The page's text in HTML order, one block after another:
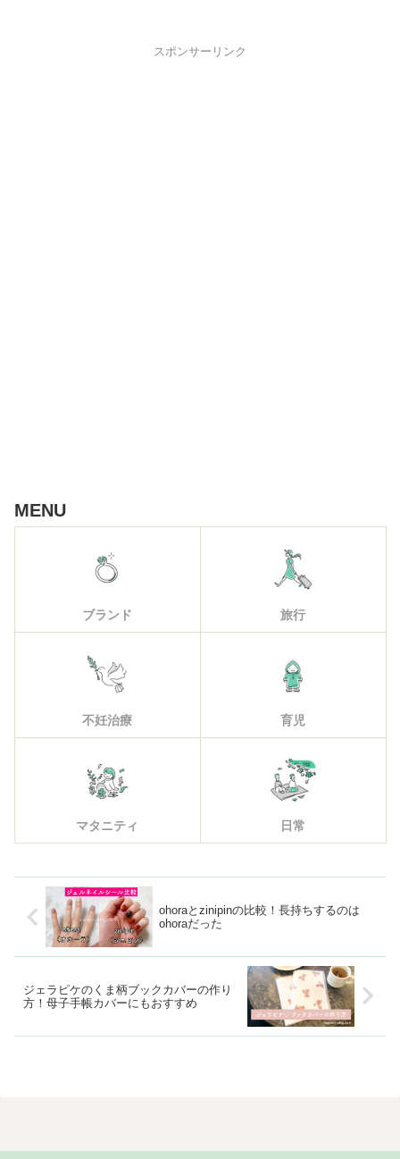
スポンサーリンク
MENU
ブランド 旅行
不妊治療 育児
マタニティ 日常
ohoraとzinipinの比較！長持ちするのは
ohoraだった
ジェラピケのくま柄ブックカバーの作り
方！母子手帳カバーにもおすすめ